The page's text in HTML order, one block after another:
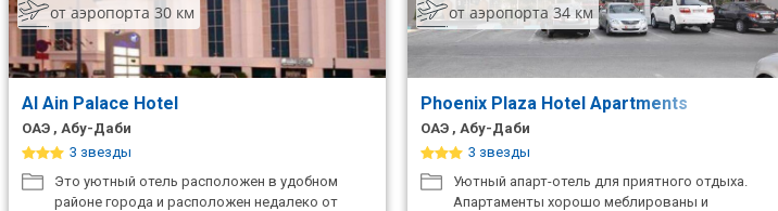
от аэропорта 30 км
Al Ain Palace Hotel
ОАЭ , Абу-Даби
3 звезды
Это уютный отель расположен в удобном
районе города и расположен недалеко от
от аэропорта 34 км
Phoenix Plaza Hotel Apartments
ОАЭ , Абу-Даби
3 звезды
Уютный апарт-отель для приятного отдыха.
Апартаменты хорошо меблированы и